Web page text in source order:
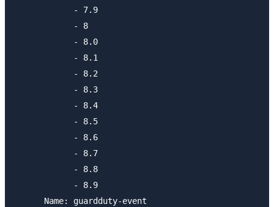
            - 7.9
            - 8
            - 8.0
            - 8.1
            - 8.2
            - 8.3
            - 8.4
            - 8.5
            - 8.6
            - 8.7
            - 8.8
            - 8.9
      Name: guardduty-event